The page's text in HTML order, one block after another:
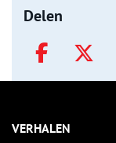
Delen
VERHALEN